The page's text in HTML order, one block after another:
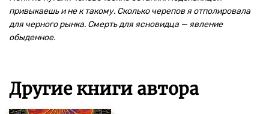
привыкаешь и не к такому. Сколько черепов я отполировала
для черного рынка. Смерть для ясновидца — явление
обыденное.
Другие книги автора